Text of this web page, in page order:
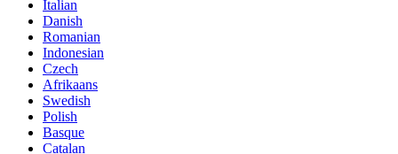
Italian
Danish
Romanian
Indonesian
Czech
Afrikaans
Swedish
Polish
Basque
Catalan